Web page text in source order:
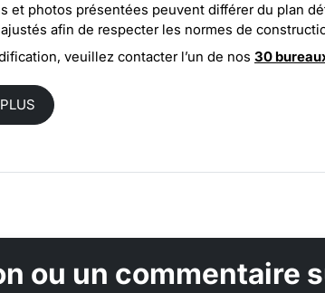
et photos présentées peuvent différer du plan
afin de respecter les normes de
veuillez contacter l’un de nos 30
ou un commentaire